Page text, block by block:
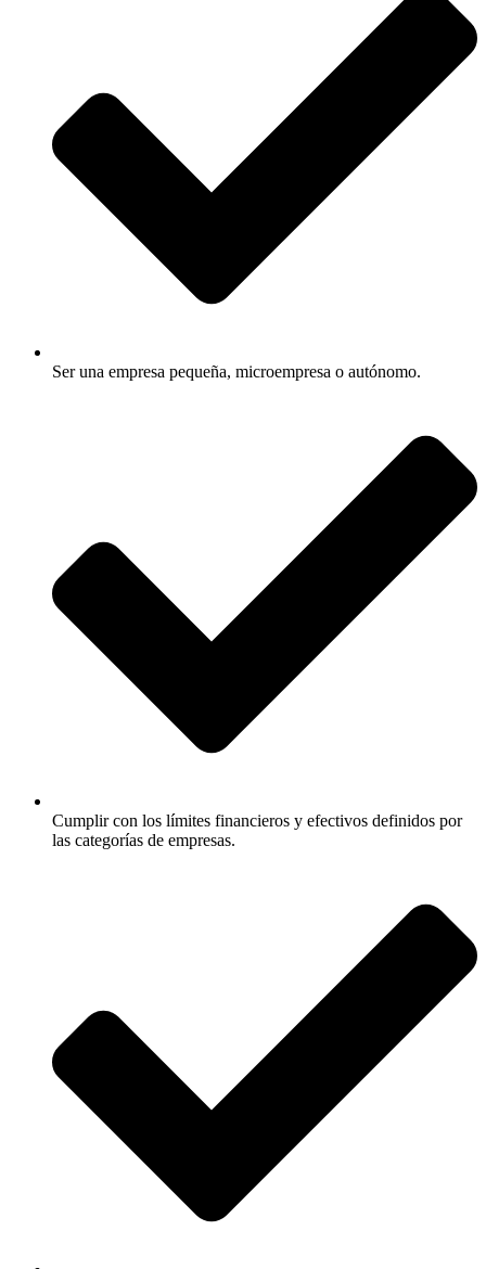
Ser una empresa pequeña, microempresa o autónomo.
Cumplir con los límites financieros y efectivos definidos por
las categorías de empresas.